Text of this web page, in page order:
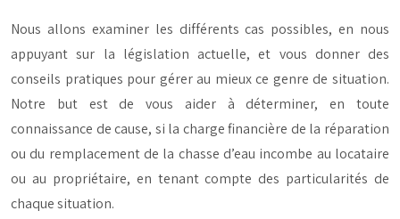
Nous allons examiner les différents cas possibles, en nous
appuyant sur la législation actuelle, et vous donner des
conseils pratiques pour gérer au mieux ce genre de situation.
Notre but est de vous aider à déterminer, en toute
connaissance de cause, si la charge financière de la réparation
ou du remplacement de la chasse d’eau incombe au locataire
ou au propriétaire, en tenant compte des particularités de
chaque situation.